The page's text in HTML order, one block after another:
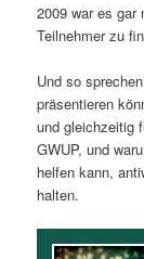
g
e
n
i
n
g
e
n
2009 war es gar
Teilnehmer zu
Und so
präsentieren
und gleichzeitig
GWUP, und
helfen kann,
halten.